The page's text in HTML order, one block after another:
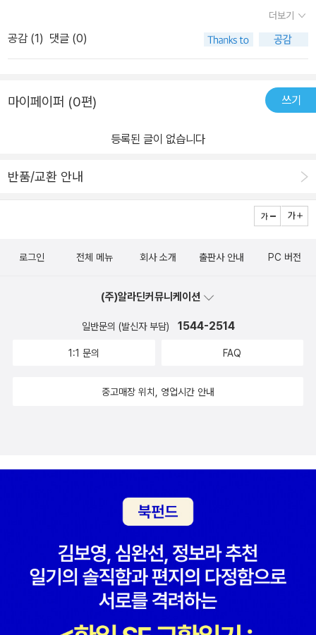
지막 6장은 인공지능을 활용한 질문 수업과 유의 사항을 함께 담았
다. 특히 특히 챗GPT에게 사용자가 원하는 답변을 생성하도록 하는
면 인공지능을 활용해 학생들의 질문하는 힘을 자연스럽게 키우는 수
업을 설계할 수 있을 것이다. 수업에서 질문이 넘쳐나면 교실은 자연
스럽게 자기주도 학습의 요람이 된다. 이 책에 담긴 다양한 수업 모형
나름대로 의미 있는 질문 수업을 만들어갈 수 있을 것이다.
고 생성형 인공지능이 생성한 내용을 기반으로 새로운 것을 창출하는
것이의미있는 작업입니다.이러한 의미에서 학교 교육에서 질문하고
사고하는 과정을 계속 경험하게 해야 합니다.우리나라 학생들은 스스
답을 맞추는 것에 너무 익숙하며 이러한 스킬만을 키우는 교육은 학
업레시피를 읽고서 단계적으로 수업시간에 적용해보았습니다.특히
매우 유용했습니다.질문 수업을 단계적으로 시도하고 싶은 분들에게
더보기
공감 (1) 댓글 (0)
마이페이퍼 (0편) 쓰기
등록된 글이 없습니다
반품/교환 안내
로그인 전체 메뉴 회사 소개 출판사 안내 PC 버전
(주)알라딘커뮤니케이션
일반문의 (발신자 부담) 1544-2514
1:1 문의 FAQ
중고매장 위치, 영업시간 안내